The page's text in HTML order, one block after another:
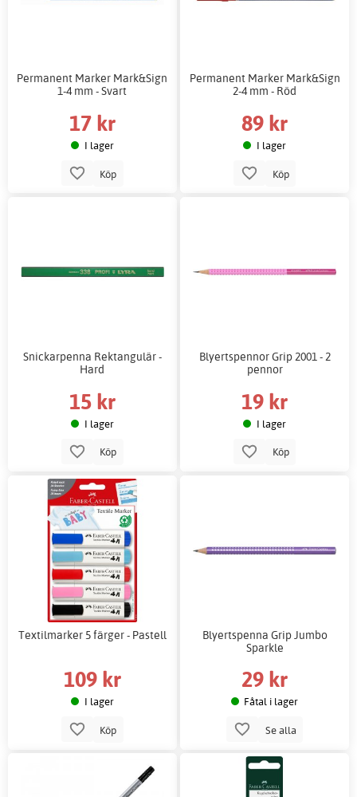
Permanent Marker Mark&Sign
1-4 mm - Svart
17 kr
I lager
Köp
Permanent Marker Mark&Sign
2-4 mm - Röd
89 kr
I lager
Köp
Snickarpenna Rektangulär -
Hard
15 kr
I lager
Köp
Blyertspennor Grip 2001 - 2
pennor
19 kr
I lager
Köp
Textilmarker 5 färger - Pastell
109 kr
I lager
Köp
Blyertspenna Grip Jumbo
Sparkle
29 kr
Fåtal i lager
Se alla